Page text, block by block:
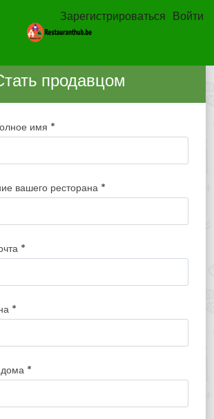
Зарегистрироваться Войти
продавцом
имя *
вашего ресторана *
*
*
*